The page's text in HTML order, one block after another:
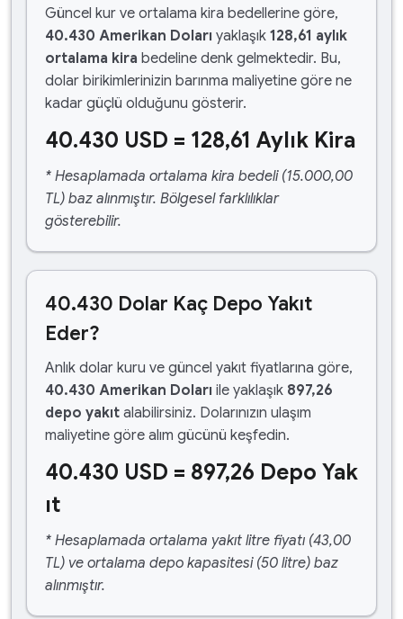
Güncel kur ve ortalama kira bedellerine göre,
40.430 Amerikan Doları yaklaşık 128,61 aylık
ortalama kira bedeline denk gelmektedir. Bu,
dolar birikimlerinizin barınma maliyetine göre ne
kadar güçlü olduğunu gösterir.
40.430 USD = 128,61 Aylık Kira
* Hesaplamada ortalama kira bedeli (15.000,00
TL) baz alınmıştır. Bölgesel farklılıklar
gösterebilir.
40.430 Dolar Kaç Depo Yakıt
Eder?
Anlık dolar kuru ve güncel yakıt fiyatlarına göre,
40.430 Amerikan Doları ile yaklaşık 897,26
depo yakıt alabilirsiniz. Dolarınızın ulaşım
maliyetine göre alım gücünü keşfedin.
40.430 USD = 897,26 Depo Yak
ıt
* Hesaplamada ortalama yakıt litre fiyatı (43,00
TL) ve ortalama depo kapasitesi (50 litre) baz
alınmıştır.